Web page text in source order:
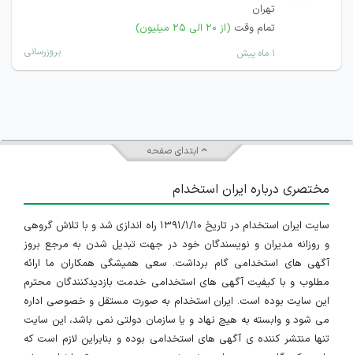
تهران
تمام وقت (از ۲۰ الی ۲۵ میلیون)
۱ ماه پیش بروزرسانی
ابتدای صفحه
مختصری درباره ایران استخدام
سایت ایران استخدام در تاریخ ۱۳۹۱/۱/۱۰ راه اندازی شد و با تلاش گروهی
و روزانه مدیران و نویسندگان خود در جهت تبدیل شدن به مرجع بروز
آگهی های استخدامی گام برداشت. سعی همیشگی همکاران ما ارائه
مطلوب و با کیفیت آگهی های استخدامی خدمت بازدیدکنندگان محترم
این سایت بوده است. ایران استخدام به صورت مستقل و خصوصی اداره
می شود و وابسته به هیچ نهاد و یا سازمان دولتی نمی باشد، این سایت
تنها منتشر کننده ی آگهی های استخدامی بوده و بنابراین لازم است که